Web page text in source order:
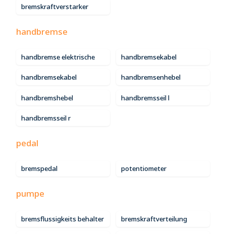
bremskraftverstarker
handbremse
handbremse elektrische handbremsekabel
handbremsekabel handbremsenhebel
handbremshebel handbremsseil l
handbremsseil r
pedal
bremspedal potentiometer
pumpe
bremsflussigkeits behalter bremskraftverteilung